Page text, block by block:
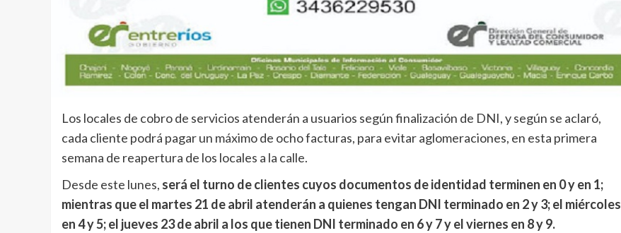
Los locales de cobro de servicios atenderán a usuarios según finalización de DNI, y según se aclaró,
cada cliente podrá pagar un máximo de ocho facturas, para evitar aglomeraciones, en esta primera
semana de reapertura de los locales a la calle.
Desde este lunes, será el turno de clientes cuyos documentos de identidad terminen en 0 y en 1;
mientras que el martes 21 de abril atenderán a quienes tengan DNI terminado en 2 y 3; el miércoles
en 4 y 5; el jueves 23 de abril a los que tienen DNI terminado en 6 y 7 y el viernes en 8 y 9.